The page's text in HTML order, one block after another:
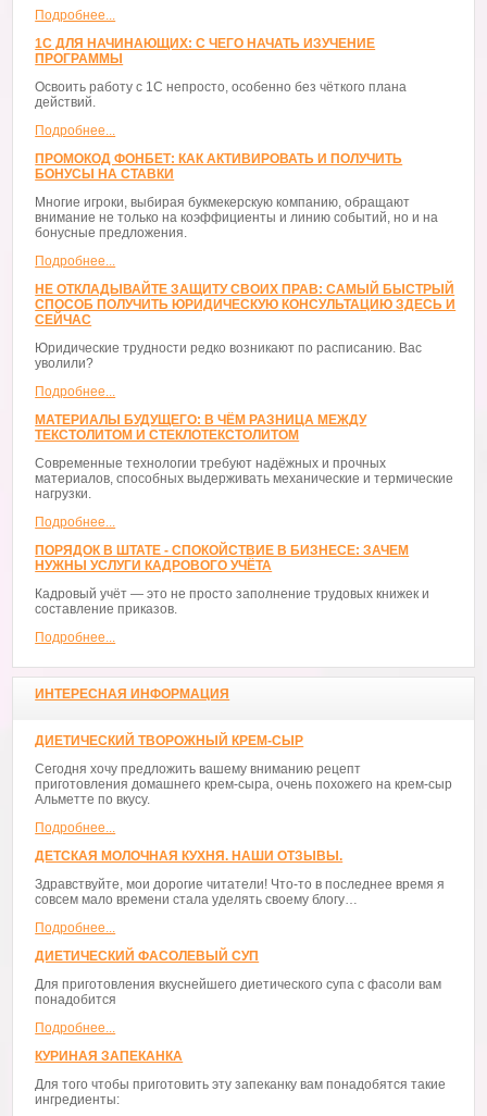
Подробнее...
1С ДЛЯ НАЧИНАЮЩИХ: С ЧЕГО НАЧАТЬ ИЗУЧЕНИЕ
ПРОГРАММЫ
Освоить работу с 1С непросто, особенно без чёткого плана
действий.
Подробнее...
ПРОМОКОД ФОНБЕТ: КАК АКТИВИРОВАТЬ И ПОЛУЧИТЬ
БОНУСЫ НА СТАВКИ
Многие игроки, выбирая букмекерскую компанию, обращают
внимание не только на коэффициенты и линию событий, но и на
бонусные предложения.
Подробнее...
НЕ ОТКЛАДЫВАЙТЕ ЗАЩИТУ СВОИХ ПРАВ: САМЫЙ БЫСТРЫЙ
СПОСОБ ПОЛУЧИТЬ ЮРИДИЧЕСКУЮ КОНСУЛЬТАЦИЮ ЗДЕСЬ И
СЕЙЧАС
Юридические трудности редко возникают по расписанию. Вас
уволили?
Подробнее...
МАТЕРИАЛЫ БУДУЩЕГО: В ЧЁМ РАЗНИЦА МЕЖДУ
ТЕКСТОЛИТОМ И СТЕКЛОТЕКСТОЛИТОМ
Современные технологии требуют надёжных и прочных
материалов, способных выдерживать механические и термические
нагрузки.
Подробнее...
ПОРЯДОК В ШТАТЕ - СПОКОЙСТВИЕ В БИЗНЕСЕ: ЗАЧЕМ
НУЖНЫ УСЛУГИ КАДРОВОГО УЧЁТА
Кадровый учёт — это не просто заполнение трудовых книжек и
составление приказов.
Подробнее...
ИНТЕРЕСНАЯ ИНФОРМАЦИЯ
ДИЕТИЧЕСКИЙ ТВОРОЖНЫЙ КРЕМ-СЫР
Сегодня хочу предложить вашему вниманию рецепт
приготовления домашнего крем-сыра, очень похожего на крем-сыр
Альметте по вкусу.
Подробнее...
ДЕТСКАЯ МОЛОЧНАЯ КУХНЯ. НАШИ ОТЗЫВЫ.
Здравствуйте, мои дорогие читатели! Что-то в последнее время я
совсем мало времени стала уделять своему блогу…
Подробнее...
ДИЕТИЧЕСКИЙ ФАСОЛЕВЫЙ СУП
Для приготовления вкуснейшего диетического супа с фасоли вам
понадобится
Подробнее...
КУРИНАЯ ЗАПЕКАНКА
Для того чтобы приготовить эту запеканку вам понадобятся такие
ингредиенты: